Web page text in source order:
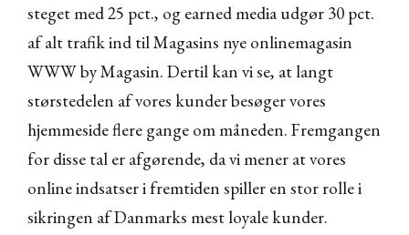
steget med 25 pct., og earned media udgør 30 pct.
af alt trafik ind til Magasins nye onlinemagasin
WWW by Magasin. Dertil kan vi se, at langt
størstedelen af vores kunder besøger vores
hjemmeside flere gange om måneden. Fremgangen
for disse tal er afgørende, da vi mener at vores
online indsatser i fremtiden spiller en stor rolle i
sikringen af Danmarks mest loyale kunder.